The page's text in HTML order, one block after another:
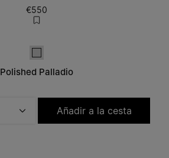
€550
Polished palladio
Polished Palladio
Añadir a la cesta